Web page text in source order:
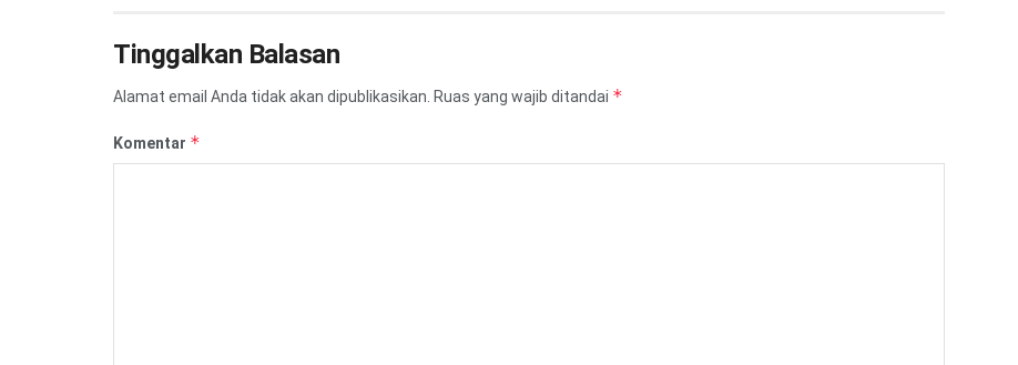
Tinggalkan Balasan
Alamat email Anda tidak akan dipublikasikan. Ruas yang wajib ditandai *
Komentar *